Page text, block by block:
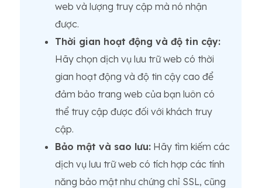
web và lượng truy cập mà nó nhận
được.
Thời gian hoạt động và độ tin cậy:
Hãy chọn dịch vụ lưu trữ web có thời
gian hoạt động và độ tin cậy cao để
đảm bảo trang web của bạn luôn có
thể truy cập được đối với khách truy
cập.
Bảo mật và sao lưu: Hãy tìm kiếm các
dịch vụ lưu trữ web có tích hợp các tính
năng bảo mật như chứng chỉ SSL, cũng